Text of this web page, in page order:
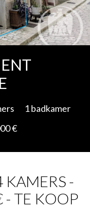
1 badkamer
€
KAMERS -
- TE KOOP